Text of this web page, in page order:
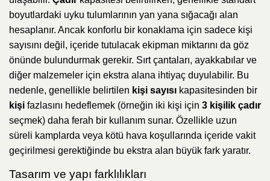
boyutlardaki uyku tulumlarının yan yana sığacağı alan
hesaplanır. Ancak konforlu bir konaklama için sadece kişi
sayısını değil, içeride tutulacak ekipman miktarını da göz
önünde bulundurmak gerekir. Sırt çantaları, ayakkabılar ve
diğer malzemeler için ekstra alana ihtiyaç duyulabilir. Bu
nedenle, genellikle belirtilen kişi sayısı kapasitesinden bir
kişi fazlasını hedeflemek (örneğin iki kişi için 3 kişilik çadır
seçmek) daha ferah bir kullanım sunar. Özellikle uzun
süreli kamplarda veya kötü hava koşullarında içeride vakit
geçirilmesi gerektiğinde bu ekstra alan büyük fark yaratır.
Tasarım ve yapı farklılıkları